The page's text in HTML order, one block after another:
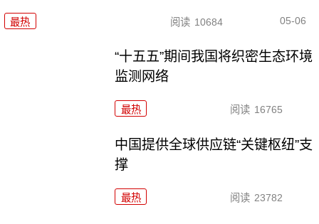
最热 阅读 10684 05-06
“十五五”期间我国将织密生态环境
监测网络
最热 阅读 16765
中国提供全球供应链“关键枢纽”支
撑
最热 阅读 23782